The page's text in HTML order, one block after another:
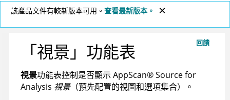
該產品文件有較新版本可用。 查看最新版本。
回饋
「視景」功能表
視景功能表控制是否顯示AppScan®Source for
Analysis 視景（預先配置的視圖和選項集合）。